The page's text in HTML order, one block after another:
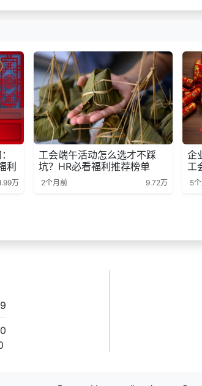
利
万
工会端午活动怎么选才不踩
坑？HR必看福利推荐榜单
2个月前 9.72万
企
工
5